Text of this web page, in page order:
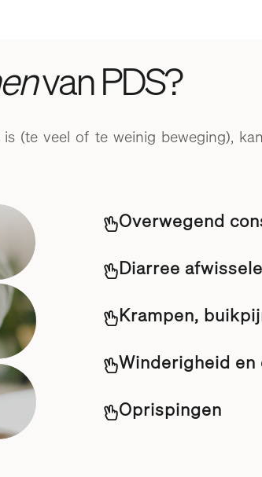
van PDS?
(te veel of te weinig beweging),
Overwegend
Diarree
Krampen,
Winderigheid en
Oprispingen